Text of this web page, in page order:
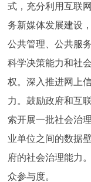
式，充分利用互联
务新媒体发展建设
公共管理、公共服
科学决策能力和社
权。深入推进网上
力。鼓励政府和互
索开展一批社会治
业单位之间的数据
府的社会治理能力
众参与度。